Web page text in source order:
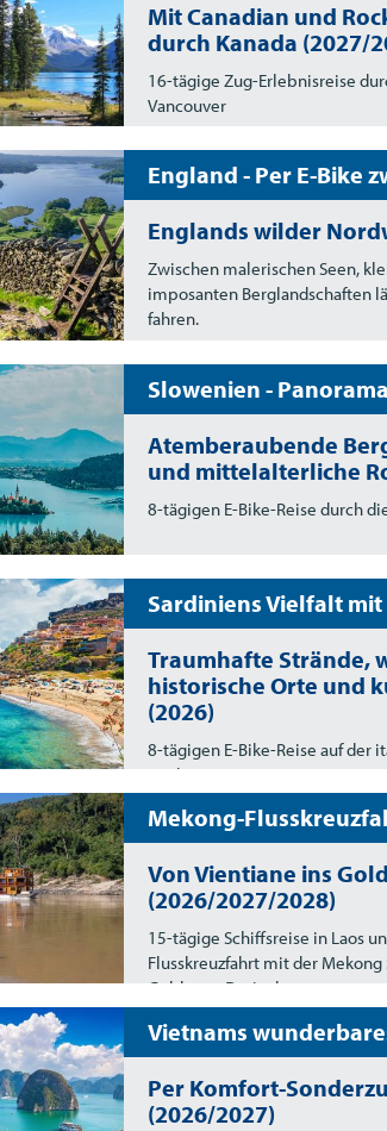
Mit Canadian und
durch Kanada (2027/
16-tägige Zug-Erlebnisreise
Vancouver
England - Per E-Bike
Englands wilder
Zwischen malerischen Seen,
imposanten Berglandschaften
fahren.
Slowenien -
Atemberaubende
und mittelalterliche
8-tägigen E-Bike-Reise durch
Sardiniens Vielfalt
Traumhafte Strände,
historische Orte und
(2026)
8-tägigen E-Bike-Reise auf
Sardinien.
Mekong-
Von Vientiane ins
(2026/2027/2028)
15-tägige Schiffsreise in Laos
Flusskreuzfahrt mit der
Goldenen Dreieck
Vietnams
Per Komfort-
(2026/2027)